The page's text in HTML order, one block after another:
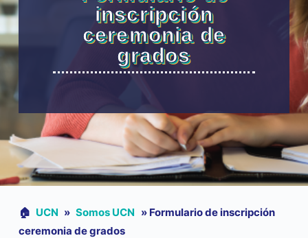
inscripción
ceremonia de
grados
🏠︎ UCN » Somos UCN » Formulario de inscripción
ceremonia de grados